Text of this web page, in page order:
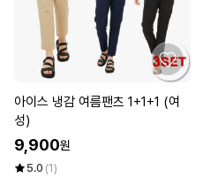
아이스 냉감 여름팬츠 1+1+1 (여
성)
9,900원
5.0 (1)